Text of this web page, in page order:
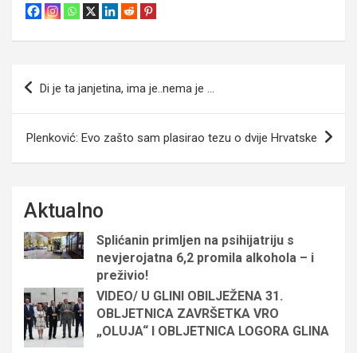
Navigacija
objava
Di je ta janjetina, ima je..nema je …
Plenković: Evo zašto sam plasirao tezu o dvije Hrvatske
Aktualno
Splićanin primljen na psihijatriju s
nevjerojatna 6,2 promila alkohola – i
preživio!
VIDEO/ U GLINI OBILJEŽENA 31.
OBLJETNICA ZAVRŠETKA VRO
„OLUJA“ I OBLJETNICA LOGORA GLINA